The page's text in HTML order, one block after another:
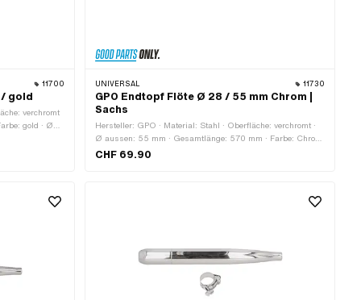
11700
/ gold
verchromt
gold · Ø
Lasche ·
UNIVERSAL 11730
GPO Endtopf Flöte Ø 28 / 55 mm Chrom |
Sachs
Hersteller: GPO · Material: Stahl · Oberfläche: verchromt ·
Ø aussen: 55 mm · Gesamtlänge: 570 mm · Farbe: Chrom
· Ø Anschluss innen: 28 mm · Auspuffart: Flöte ·
CHF 69.90